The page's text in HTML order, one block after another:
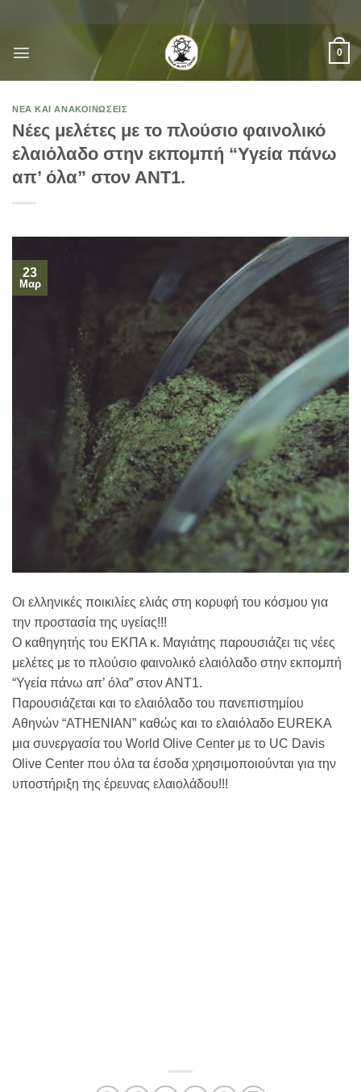
περιεχόμενο
0
ΝΈΑ ΚΑΙ ΑΝΑΚΟΙΝΏΣΕΙΣ
Νέες μελέτες με το πλούσιο φαινολικό
ελαιόλαδο στην εκπομπή “Υγεία πάνω
απ’ όλα” στον ΑΝΤ1.
23
Μαρ
Οι ελληνικές ποικιλίες ελιάς στη κορυφή του κόσμου για
την προστασία της υγείας!!!
Ο καθηγητής του ΕΚΠΑ κ. Μαγιάτης παρουσιάζει τις νέες
μελέτες με το πλούσιο φαινολικό ελαιόλαδο στην εκπομπή
“Υγεία πάνω απ’ όλα” στον ΑΝΤ1.
Παρουσιάζεται και το ελαιόλαδο του πανεπιστημίου
Αθηνών “ATHENIAN” καθώς και το ελαιόλαδο EUREKA
μια συνεργασία του World Olive Center με το UC Davis
Olive Center που όλα τα έσοδα χρησιμοποιούνται για την
υποστήριξη της έρευνας ελαιολάδου!!!